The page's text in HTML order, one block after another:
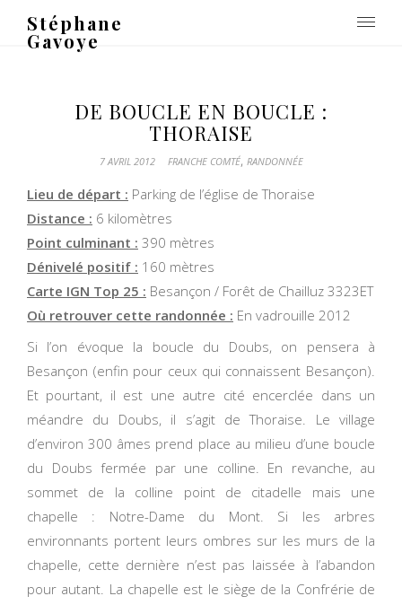
Stéphane
Gavoye
DE BOUCLE EN BOUCLE :
THORAISE
7 AVRIL 2012 FRANCHE COMTÉ, RANDONNÉE
Lieu de départ : Parking de l’église de Thoraise
Distance : 6 kilomètres
Point culminant : 390 mètres
Dénivelé positif : 160 mètres
Carte IGN Top 25 : Besançon / Forêt de Chailluz 3323ET
Où retrouver cette randonnée : En vadrouille 2012
Si l’on évoque la boucle du Doubs, on pensera à
Besançon (enfin pour ceux qui connaissent Besançon).
Et pourtant, il est une autre cité encerclée dans un
méandre du Doubs, il s’agit de Thoraise. Le village
d’environ 300 âmes prend place au milieu d’une boucle
du Doubs fermée par une colline. En revanche, au
sommet de la colline point de citadelle mais une
chapelle : Notre-Dame du Mont. Si les arbres
environnants portent leurs ombres sur les murs de la
chapelle, cette dernière n’est pas laissée à l’abandon
pour autant. La chapelle est le siège de la Confrérie de